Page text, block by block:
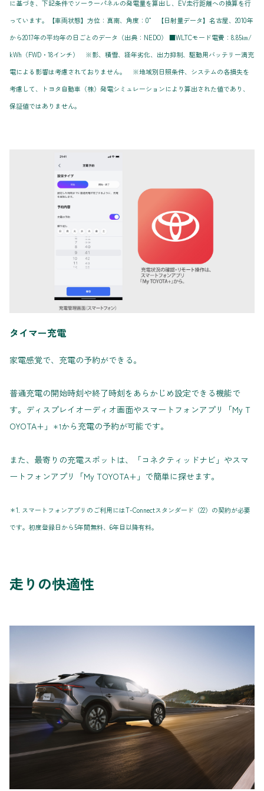
に基づき、下記条件でソーラーパネルの発電量を算出し、EV走行距離への換算を行
っています。【車両状態】方位：真南、角度：0゜ 【日射量データ】名古屋、2010年
から2017年の平均年の日ごとのデータ（出典：NEDO） ■WLTCモード電費：8.85㎞/
kWh（FWD・18インチ） ※影、積雪、経年劣化、出力抑制、駆動用バッテリー満充
電による影響は考慮されておりません。 ※地域別日照条件、システムの各損失を
考慮して、トヨタ自動車（株）発電シミュレーションにより算出された値であり、
保証値ではありません。
タイマー充電
家電感覚で、充電の予約ができる。
普通充電の開始時刻や終了時刻をあらかじめ設定できる機能で
す。ディスプレイオーディオ画面やスマートフォンアプリ「My T
OYOTA+」
＊1から充電の予約が可能です。
また、最寄りの充電スポットは、「コネクティッドナビ」やスマ
ートフォンアプリ「My TOYOTA+」で簡単に探せます。
＊1. スマートフォンアプリのご利用にはT-Connectスタンダード（22）の契約が必要
です。初度登録日から5年間無料、6年目以降有料。
走りの快適性